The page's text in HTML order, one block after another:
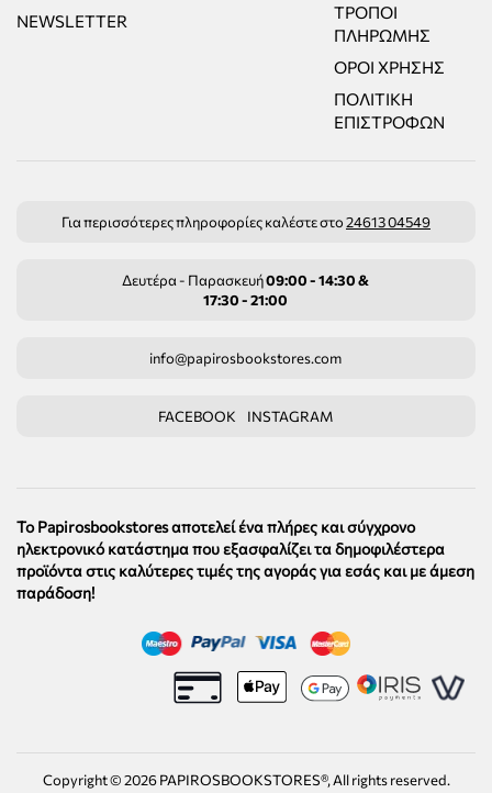
NEWSLETTER
ΤΡΌΠΟΙ
ΠΛΗΡΩΜΉΣ
ΌΡΟΙ ΧΡΉΣΗΣ
ΠΟΛΙΤΙΚΉ
ΕΠΙΣΤΡΟΦΏΝ
Για περισσότερες πληροφορίες καλέστε στο24613 04549
Δευτέρα - Παρασκευή09:00 - 14:30 &
17:30 - 21:00
info@papirosbookstores.com
FACEBOOK INSTAGRAM
Το Papirosbookstores αποτελεί ένα πλήρες και σύγχρονο
ηλεκτρονικό κατάστημα που εξασφαλίζει τα δημοφιλέστερα
προϊόντα στις καλύτερες τιμές της αγοράς για εσάς και με άμεση
παράδοση!
Copyright ©2026PAPIROSBOOKSTORES®, All rights reserved.